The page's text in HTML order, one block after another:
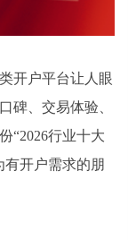
开户平台让人眼
碑、交易体验、
“2026行业十大
开户需求的朋